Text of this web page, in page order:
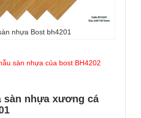
nhựa Bost bh4201
sàn nhựa của bost BH4202
sàn nhựa xương cá